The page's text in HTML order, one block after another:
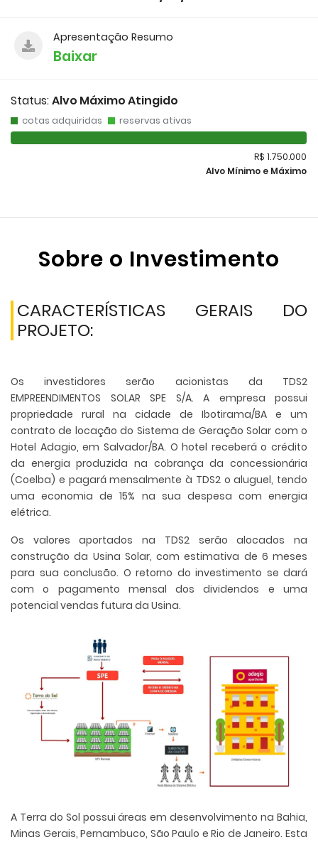
Apresentação Resumo
Baixar
Status:Alvo Máximo Atingido
cotas adquiridas reservas ativas
R$ 1.750.000
Alvo Mínimo e Máximo
Sobre o Investimento
CARACTERÍSTICAS GERAIS DO
PROJETO:
Os investidores serão acionistas da TDS2
EMPREENDIMENTOS SOLAR SPE S/A. A empresa possui
propriedade rural na cidade de Ibotirama/BA e um
contrato de locação do Sistema de Geração Solar com o
Hotel Adagio, em Salvador/BA. O hotel receberá o crédito
da energia produzida na cobrança da concessionária
(Coelba) e pagará mensalmente à TDS2 o aluguel, tendo
uma economia de 15% na sua despesa com energia
elétrica.
Os valores aportados na TDS2 serão alocados na
construção da Usina Solar, com estimativa de 6 meses
para sua conclusão. O retorno do investimento se dará
com o pagamento mensal dos dividendos e uma
potencial vendas futura da Usina.
A Terra do Sol possui áreas em desenvolvimento na Bahia,
Minas Gerais, Pernambuco, São Paulo e Rio de Janeiro. Esta